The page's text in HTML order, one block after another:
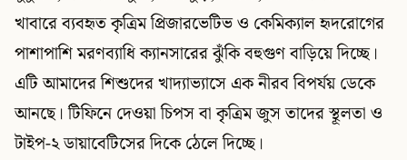
খাবারে ব্যবহৃত কৃত্রিম প্রিজারভেটিভ ও কেমিক্যাল হৃদরোগের
পাশাপাশি মরণব্যাধি ক্যানসারের ঝুঁকি বহুগুণ বাড়িয়ে দিচ্ছে।
এটি আমাদের শিশুদের খাদ্যাভ্যাসে এক নীরব বিপর্যয় ডেকে
আনছে। টিফিনে দেওয়া চিপস বা কৃত্রিম জুস তাদের স্থূলতা ও
টাইপ-২ ডায়াবেটিসের দিকে ঠেলে দিচ্ছে।